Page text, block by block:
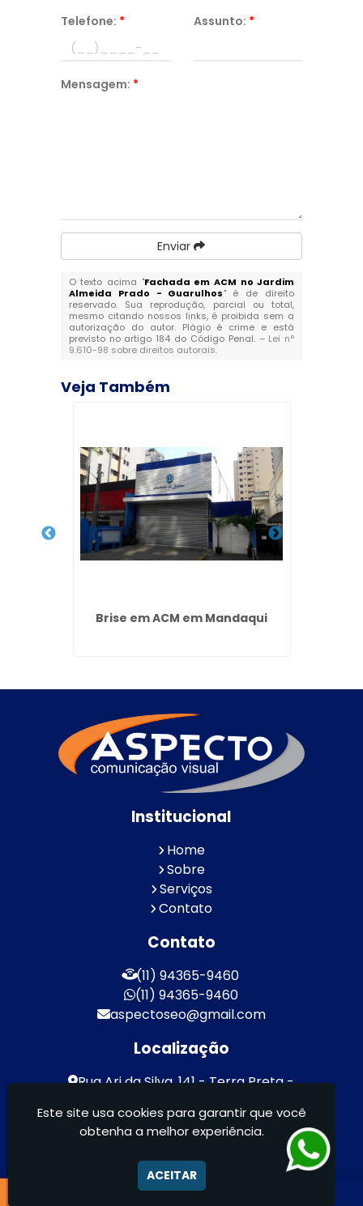
Telefone: * Assunto: *
Mensagem: *
Enviar
O texto acima "Fachada em ACM no Jardim
Almeida Prado - Guarulhos" é de direito
reservado. Sua reprodução, parcial ou total,
mesmo citando nossos links, é proibida sem a
autorização do autor. Plágio é crime e está
previsto no artigo 184 do Código Penal. – Lei n°
9.610-98 sobre direitos autorais.
Veja Também
Brise em ACM em Mandaqui
Institucional
Home
Sobre
Serviços
Contato
Contato
(11) 94365-9460
(11) 94365-9460
aspectoseo@gmail.com
Localização
Rua Ari da Silva, 141 - Terra Preta -
Aspecto Comunicação Visual Ltda -
Este site usa cookies para garantir que você
obtenha a melhor experiência.
ACEITAR